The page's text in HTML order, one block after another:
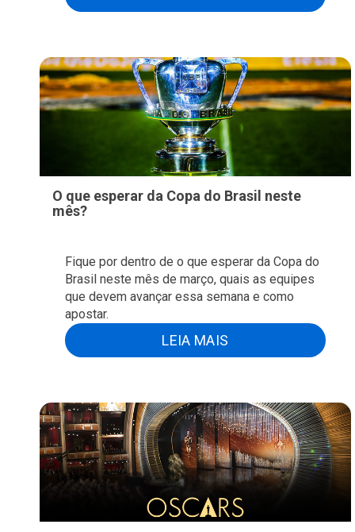
O que esperar da Copa do Brasil neste
mês?
Fique por dentro de o que esperar da Copa do
Brasil neste mês de março, quais as equipes
que devem avançar essa semana e como
apostar.
LEIA MAIS